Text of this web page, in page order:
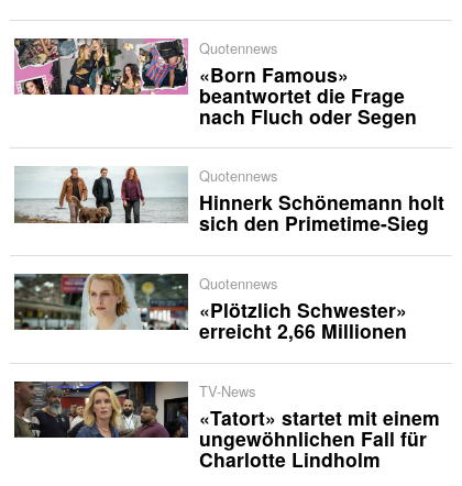
Quotennews
«Born Famous»
beantwortet die Frage
nach Fluch oder Segen
Quotennews
Hinnerk Schönemann holt
sich den Primetime-Sieg
Quotennews
«Plötzlich Schwester»
erreicht 2,66 Millionen
TV-News
«Tatort» startet mit einem
ungewöhnlichen Fall für
Charlotte Lindholm